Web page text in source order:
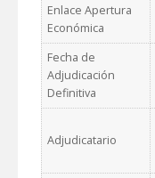
Enlace Apertura
Económica
Fecha de
Adjudicación
Definitiva
Adjudicatario